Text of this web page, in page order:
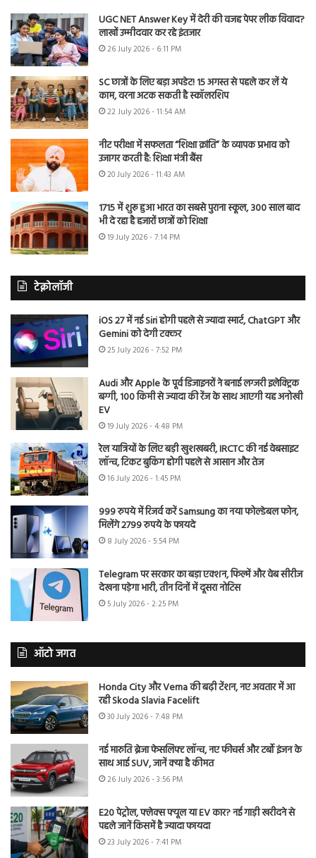
UGC NET Answer Key में देरी की वजह पेपर लीक विवाद?
लाखों उम्मीदवार कर रहे इंतजार
26 July 2026 - 6:11 PM
SC छात्रों के लिए बड़ा अपडेट! 15 अगस्त से पहले कर लें ये
काम, वरना अटक सकती है स्कॉलरशिप
22 July 2026 - 11:54 AM
नीट परीक्षा में सफलता “शिक्षा क्रांति” के व्यापक प्रभाव को
उजागर करती है: शिक्षा मंत्री बैंस
20 July 2026 - 11:43 AM
1715 में शुरू हुआ भारत का सबसे पुराना स्कूल, 300 साल बाद
भी दे रहा है हजारों छात्रों को शिक्षा
19 July 2026 - 7:14 PM
टेक्नोलॉजी
iOS 27 में नई Siri होगी पहले से ज्यादा स्मार्ट, ChatGPT और
Gemini को देगी टक्कर
25 July 2026 - 7:52 PM
Audi और Apple के पूर्व डिजाइनरों ने बनाई लग्जरी इलेक्ट्रिक
बग्गी, 100 किमी से ज्यादा की रेंज के साथ आएगी यह अनोखी
EV
19 July 2026 - 4:48 PM
रेल यात्रियों के लिए बड़ी खुशखबरी, IRCTC की नई वेबसाइट
लॉन्च, टिकट बुकिंग होगी पहले से आसान और तेज
16 July 2026 - 1:45 PM
999 रुपये में रिजर्व करें Samsung का नया फोल्डेबल फोन,
मिलेंगे 2799 रुपये के फायदे
8 July 2026 - 5:54 PM
Telegram पर सरकार का बड़ा एक्शन, फिल्में और वेब सीरीज
देखना पड़ेगा भारी, तीन दिनों में दूसरा नोटिस
5 July 2026 - 2:25 PM
ऑटो जगत
Honda City और Verna की बढ़ी टेंशन, नए अवतार में आ
रही Skoda Slavia Facelift
30 July 2026 - 7:48 PM
नई मारुति ब्रेजा फेसलिफ्ट लॉन्च, नए फीचर्स और टर्बो इंजन के
साथ आई SUV, जानें क्या है कीमत
26 July 2026 - 3:56 PM
E20 पेट्रोल, फ्लेक्स फ्यूल या EV कार? नई गाड़ी खरीदने से
पहले जानें किसमें है ज्यादा फायदा
23 July 2026 - 7:41 PM